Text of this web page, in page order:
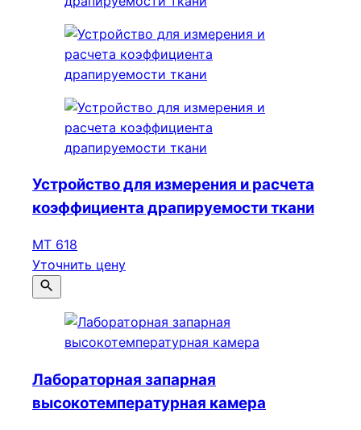
Устройство для измерения и расчета
коэффициента драпируемости ткани
МТ 618
Уточнить цену
Лабораторная запарная
высокотемпературная камера